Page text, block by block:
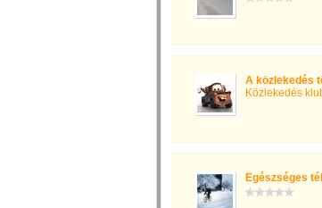
A közlekedés
Közlekedés
Egészséges